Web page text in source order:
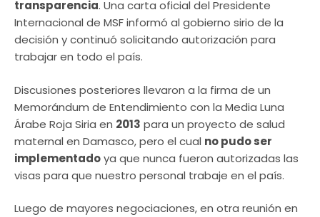
transparencia. Una carta oficial del Presidente
Internacional de MSF informó al gobierno sirio de la
decisión y continuó solicitando autorización para
trabajar en todo el país.
Discusiones posteriores llevaron a la firma de un
Memorándum de Entendimiento con la Media Luna
Árabe Roja Siria en 2013 para un proyecto de salud
maternal en Damasco, pero el cual no pudo ser
implementadoya que nunca fueron autorizadas las
visas para que nuestro personal trabaje en el país.
Luego de mayores negociaciones, en otra reunión en